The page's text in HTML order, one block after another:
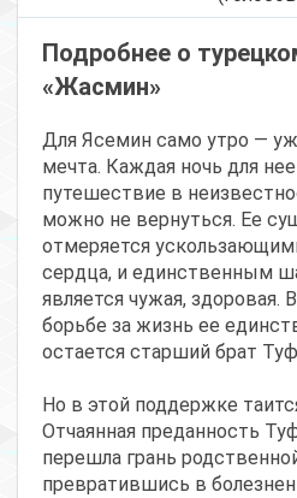
Подробнее о
«Жасмин»
Для Ясемин само утро —
мечта. Каждая ночь для
путешествие в
можно не вернуться. Ее
отмеряется
сердца, и единственным
является чужая,
борьбе за жизнь ее
остается старший брат
Но в этой поддержке
Отчаянная преданность
перешла грань
превратившись в